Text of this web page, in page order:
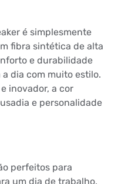
é simplesmente
fibra sintética de alta
e durabilidade
dia com muito estilo.
inovador, a cor
e personalidade
perfeitos para
um dia de trabalho,